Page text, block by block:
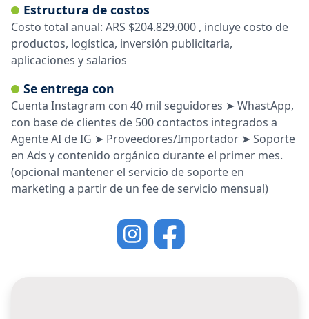
Estructura de costos
Costo total anual: ARS $204.829.000 , incluye costo de
productos, logística, inversión publicitaria,
aplicaciones y salarios
Se entrega con
Cuenta Instagram con 40 mil seguidores ➤ WhastApp,
con base de clientes de 500 contactos integrados a
Agente AI de IG ➤ Proveedores/Importador ➤ Soporte
en Ads y contenido orgánico durante el primer mes.
(opcional mantener el servicio de soporte en
marketing a partir de un fee de servicio mensual)